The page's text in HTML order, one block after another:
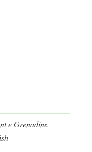
e Grenadine.